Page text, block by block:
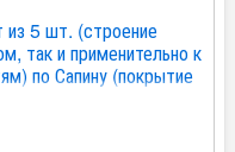
из 5 шт. (строение
так и применительно к
по Сапину (покрытие